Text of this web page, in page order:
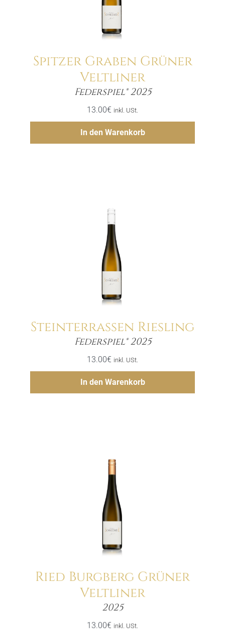
Spitzer Graben Grüner
Veltliner
Federspiel® 2025
13.00€ inkl. USt.
In den Warenkorb
Menge
Hinzufügen
Steinterrassen Riesling
Federspiel® 2025
13.00€ inkl. USt.
In den Warenkorb
Menge
Hinzufügen
Ried Burgberg Grüner
Veltliner
2025
13.00€ inkl. USt.
Menge